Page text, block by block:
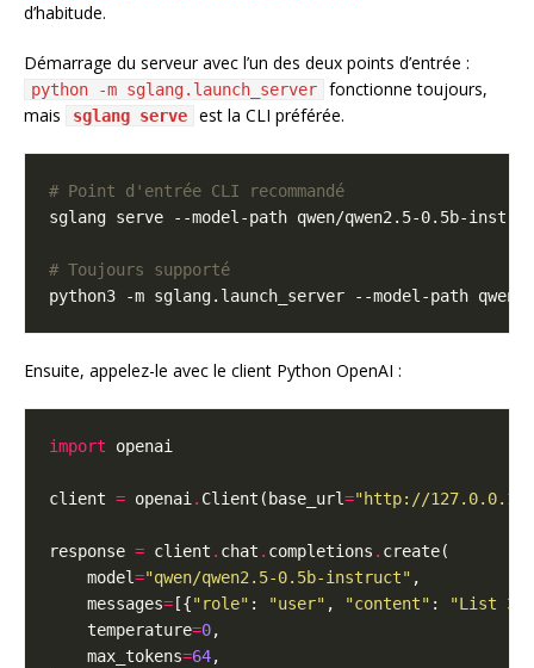
d’habitude.
Démarrage du serveur avec l’un des deux points d’entrée :
python -m sglang.launch_server
fonctionne toujours,
mais
sglang serve est la CLI préférée.
# Point d'entrée CLI recommandé
sglang serve --model-path qwen/qwen2.5-0.5b-
# Toujours supporté
python3 -m sglang.launch_server --model-path
Ensuite, appelez-le avec le client Python OpenAI :
import
client = openai . Client(base_url="http://
response = client . chat . completions .
    model
="qwen/qwen2.5-0.5b-instruct"
    messages
= [{"role" : "user" , "content" :
"List 3
    temperature
=0
    max_tokens
=64